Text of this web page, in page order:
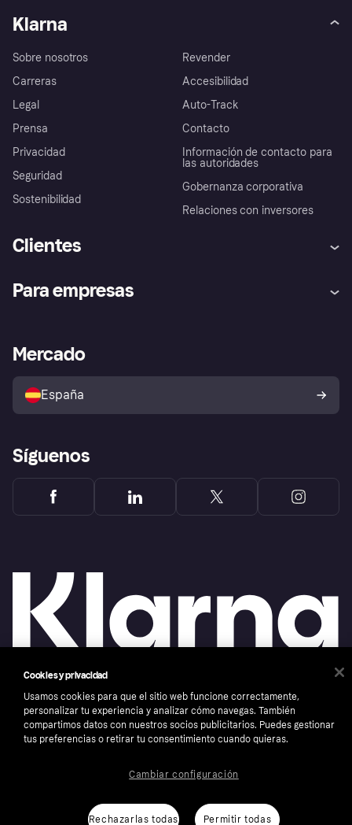
Klarna
Sobre nosotros
Carreras
Legal
Prensa
Privacidad
Seguridad
Sostenibilidad
Revender
Accesibilidad
Auto-Track
Contacto
Información de contacto para
las autoridades
Gobernanza corporativa
Relaciones con inversores
Clientes
Inicio de sesión
Directorio de tiendas
Política de protección al
comprador de Klarna
Reclamaciones
Para empresas
Acceso empresas
Mercado
España
Síguenos
Copyright © 2005-2026 Klarna Bank AB (publ). Sede central: Stockholm, Sweden. Todos
los derechos reservados. Klarna Bank AB (publ). Sveavägen 46, 111 34 Stockholm.
Número de empresa: 556737-0431
Aviso Sobre CookiesKlarna.com
Cookies y privacidad
Usamos cookies para que el sitio web funcione correctamente,
personalizar tu experiencia y analizar cómo navegas. También
compartimos datos con nuestros socios publicitarios. Puedes gestionar
tus preferencias o retirar tu consentimiento cuando quieras.
Rechazarlas todas Permitir todas
Cambiar configuración